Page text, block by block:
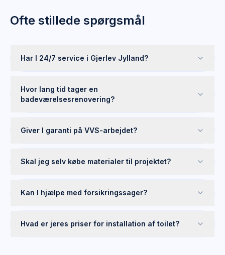
Ofte stillede spørgsmål
Har I 24/7 service i Gjerlev Jylland?
Hvor lang tid tager en
badeværelsesrenovering?
Giver I garanti på VVS-arbejdet?
Skal jeg selv købe materialer til projektet?
Kan I hjælpe med forsikringssager?
Hvad er jeres priser for installation af toilet?